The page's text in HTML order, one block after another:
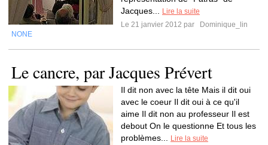
Jacques...
Lire la suite
Le 21 janvier 2012 par
Dominique_lin
NONE
Le cancre, par Jacques Prévert
Il dit non avec la tête Mais il dit oui
avec le coeur Il dit oui à ce qu'il
aime Il dit non au professeur Il est
debout On le questionne Et tous les
problèmes...
Lire la suite